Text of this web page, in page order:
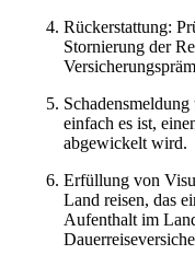
Rückerstattung:
Stornierung der
einfach es ist,
abgewickelt wird.
Erfüllung von
Land reisen, das
Aufenthalt im